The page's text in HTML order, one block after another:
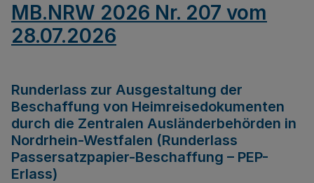
MB.NRW 2026 Nr. 207 vom
28.07.2026
Runderlass zur Ausgestaltung der
Beschaffung von Heimreisedokumenten
durch die Zentralen Ausländerbehörden in
Nordrhein-Westfalen (Runderlass
Passersatzpapier-Beschaffung – PEP-
Erlass)